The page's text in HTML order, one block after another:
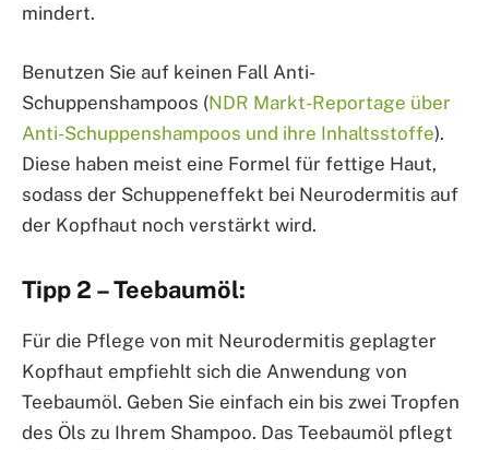
mindert.
Benutzen Sie auf keinen Fall Anti-
Schuppenshampoos (NDR Markt-Reportage über
Anti-Schuppenshampoos und ihre Inhaltsstoffe).
Diese haben meist eine Formel für fettige Haut,
sodass der Schuppeneffekt bei Neurodermitis auf
der Kopfhaut noch verstärkt wird.
Tipp 2 – Teebaumöl:
Für die Pflege von mit Neurodermitis geplagter
Kopfhaut empfiehlt sich die Anwendung von
Teebaumöl. Geben Sie einfach ein bis zwei Tropfen
des Öls zu Ihrem Shampoo. Das Teebaumöl pflegt